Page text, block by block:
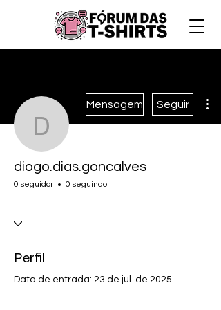
Mensagem Seguir
diogo.dias.goncalves
0 seguidor 0 seguindo
Perfil
Data de entrada: 23 de jul. de 2025